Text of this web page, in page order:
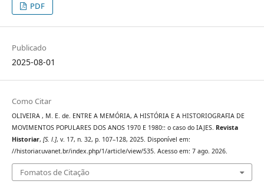
PDF
Publicado
2025-08-01
Como Citar
OLIVEIRA , M. E. de. ENTRE A MEMÓRIA, A HISTÓRIA E A HISTORIOGRAFIA DE
MOVIMENTOS POPULARES DOS ANOS 1970 E 1980:: o caso do IAJES. Revista
Historiar, [S. l.], v. 17, n. 32, p. 107–128, 2025. Disponível em:
//historiar.uvanet.br/index.php/1/article/view/535. Acesso em: 7 ago. 2026.
Fomatos de Citação